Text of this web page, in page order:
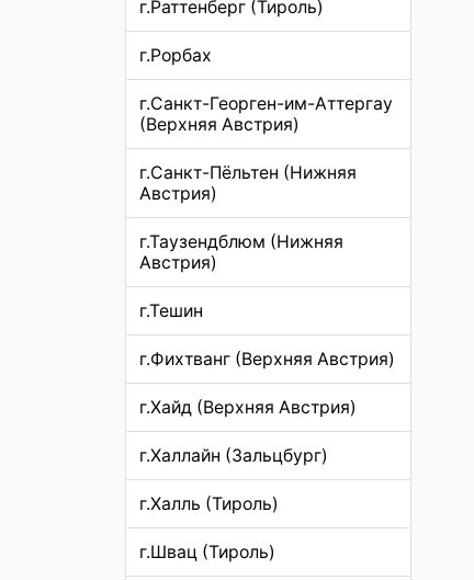
г.Раттенберг (Тироль)
г.Рорбах
г.Санкт-Георген-им-Аттергау
(Верхняя Австрия)
г.Санкт-Пёльтен (Нижняя
Австрия)
г.Таузендблюм (Нижняя
Австрия)
г.Тешин
г.Фихтванг (Верхняя Австрия)
г.Хайд (Верхняя Австрия)
г.Халлайн (Зальцбург)
г.Халль (Тироль)
г.Швац (Тироль)